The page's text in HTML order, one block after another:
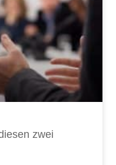
zwei